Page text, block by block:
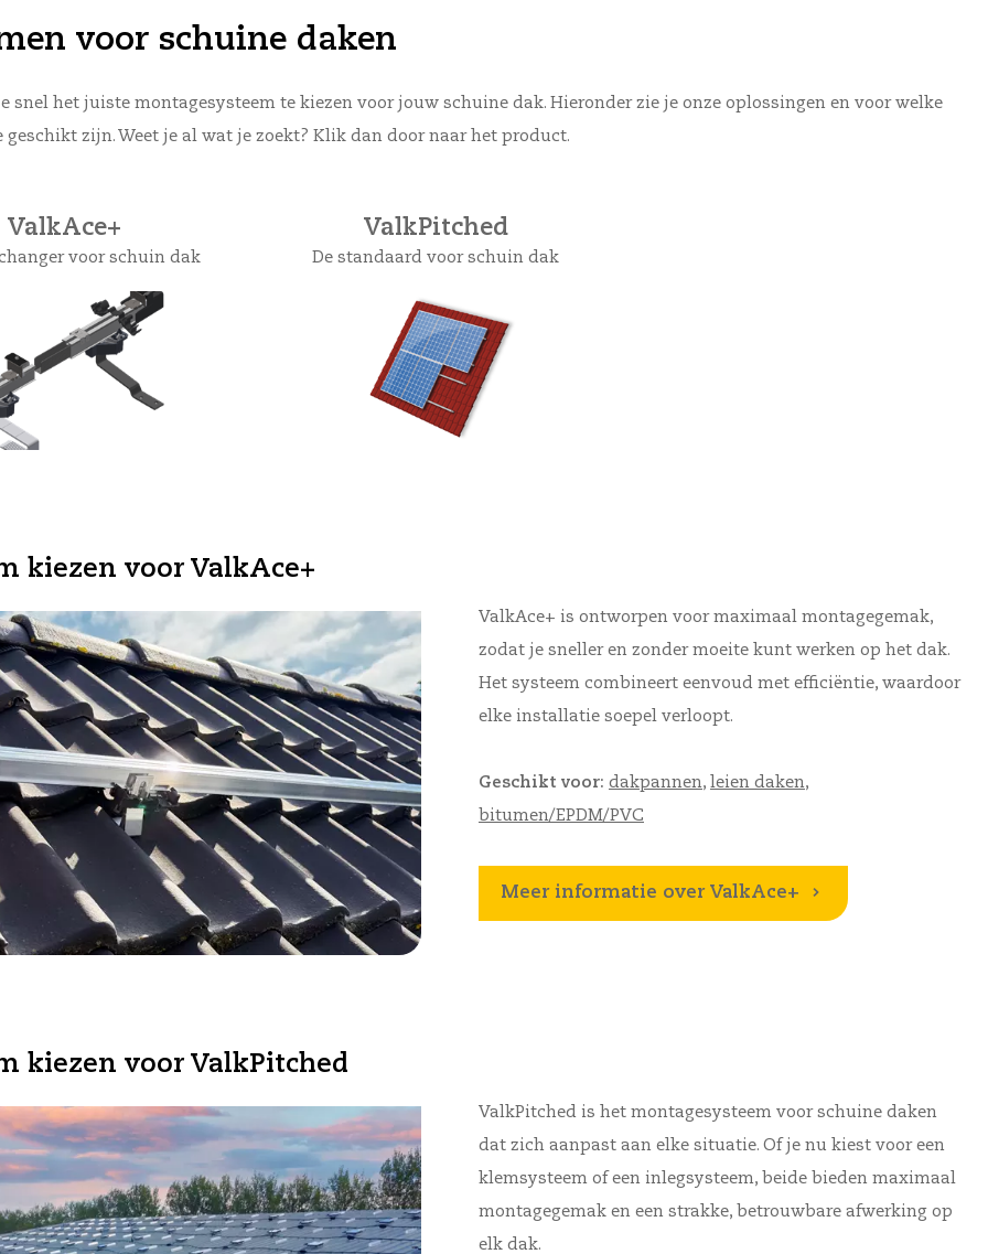
voor schuine daken
snel het juiste montagesysteem te kiezen voor jouw schuine dak. Hieronder zie je onze oplossingen en voor welke
geschikt zijn. Weet je al wat je zoekt? Klik dan door naar het product.
ValkAce+
voor schuin dak
ValkPitched
De standaard voor schuin dak
kiezen voor ValkAce+
ValkAce+ is ontworpen voor maximaal montagegemak,
zodat je sneller en zonder moeite kunt werken op het dak.
Het systeem combineert eenvoud met efficiëntie, waardoor
elke installatie soepel verloopt.
Geschikt voor: dakpannen , leien daken ,
bitumen/EPDM/PVC
Meer informatie over ValkAce+
kiezen voor ValkPitched
ValkPitched is het montagesysteem voor schuine daken
dat zich aanpast aan elke situatie. Of je nu kiest voor een
klemsysteem of een inlegsysteem , beide bieden maximaal
montagegemak en een strakke, betrouwbare afwerking op
elk dak.